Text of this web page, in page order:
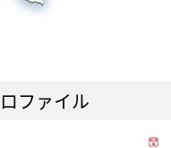
ファイル